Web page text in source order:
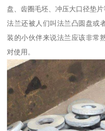
盘、齿圈毛坯、冲压大口径垫片
法兰还被人们叫法兰凸圆盘或
装的小伙伴来说法兰应该非常
对使用。